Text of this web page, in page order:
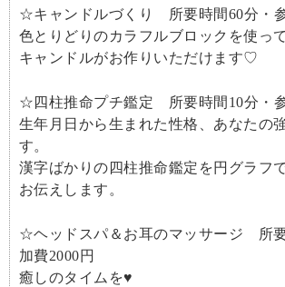
☆キャンドルづくり 所要時間60分・
色とりどりのカラフルブロックを使っ
キャンドルがお作りいただけます♡
☆四柱推命プチ鑑定 所要時間10分・
生年月日から生まれた性格、あなたの
す。
漢字ばかりの四柱推命鑑定を円グラフ
お伝えします。
☆ヘッドスパ＆お耳のマッサージ 所
加費2000円
癒しのタイムを♥